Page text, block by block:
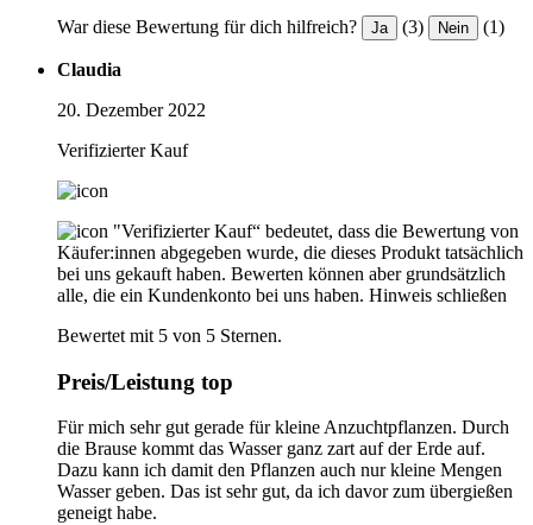
War diese Bewertung für dich hilfreich? Ja (3) Nein (1)
Claudia
20. Dezember 2022
Verifizierter Kauf
"Verifizierter Kauf“ bedeutet, dass die Bewertung von
Käufer:innen abgegeben wurde, die dieses Produkt tatsächlich
bei uns gekauft haben. Bewerten können aber grundsätzlich
alle, die ein Kundenkonto bei uns haben. Hinweis schließen
Bewertet mit 5 von 5 Sternen.
Preis/Leistung top
Für mich sehr gut gerade für kleine Anzuchtpflanzen. Durch
die Brause kommt das Wasser ganz zart auf der Erde auf.
Dazu kann ich damit den Pflanzen auch nur kleine Mengen
Wasser geben. Das ist sehr gut, da ich davor zum übergießen
geneigt habe.